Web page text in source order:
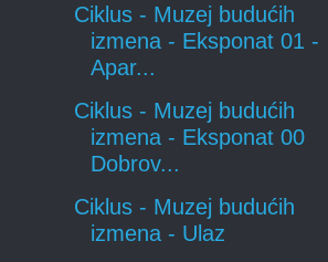
Ciklus - Muzej budućih
izmena - Eksponat 01 -
Apar...
Ciklus - Muzej budućih
izmena - Eksponat 00
Dobrov...
Ciklus - Muzej budućih
izmena - Ulaz